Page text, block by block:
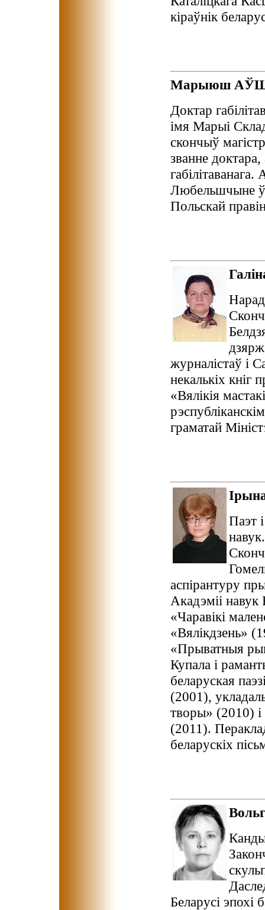
кіраўнік
Марыюш
Доктар
імя Марыі
скончыў
званне
Любельшчыне
Польскай
журналістаў і
некалькіх кніг
«Вялікія
граматай
Паэт
аспірантуру
Акадэміі
«Чаравікі
«Вялікдзень»
«Прыватныя
Купала і
беларуская
(2001),
творы» (2010)
(2011).
беларускіх
Беларусі эпохі